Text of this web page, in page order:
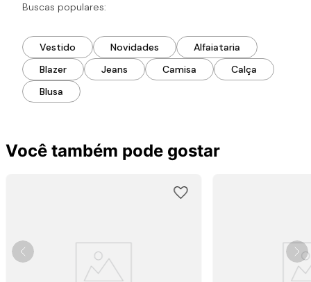
Buscas populares:
Vestido Novidades
Alfaiataria
Blazer
Jeans Camisa
Calça
Blusa
Você também pode gostar